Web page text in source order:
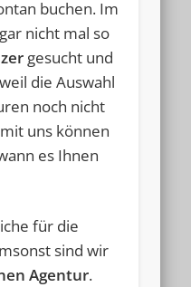
buchen. Im
nicht mal so
gesucht und
die Auswahl
noch nicht
uns können
es Ihnen
für die
sind wir
Agentur.